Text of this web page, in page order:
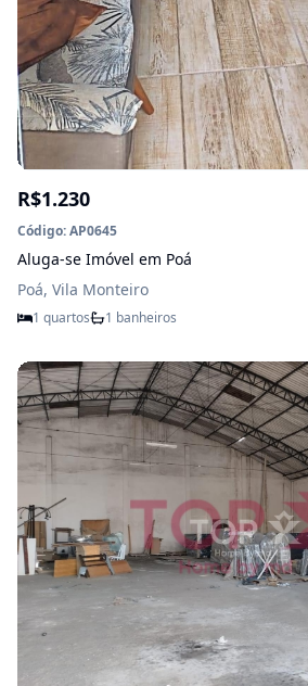
R$1.230
Código: AP0645
Aluga-se Imóvel em Poá
Poá, Vila Monteiro
1 quartos 1 banheiros